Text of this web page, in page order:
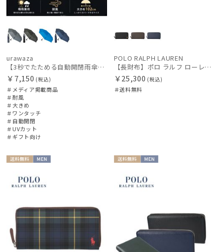
urawaza
【3秒でたためる自動開閉雨傘】urawaza 無双（ウラワザ）Auto58 ワンタッチ開閉 大きめ 耐風
￥7,150 (税込)
＃メディア掲載商品
＃耐風
＃大きめ
＃ワンタッチ
＃自動開閉
＃UVカット
＃ギフト向け
POLO RALPH LAUREN
【長財布】ポロ ラルフ ローレン (POLO RALPH LAUREN) ニュー コントラストポニー ラウンドジップ ロングウォレット
￥25,300 (税込)
＃送料無料